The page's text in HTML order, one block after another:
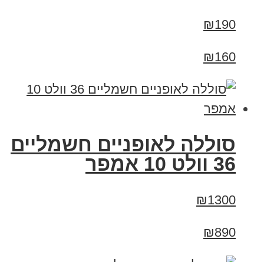
₪190
₪160
סוללה לאופניים חשמליים
36 וולט 10 אמפר
₪1300
₪890